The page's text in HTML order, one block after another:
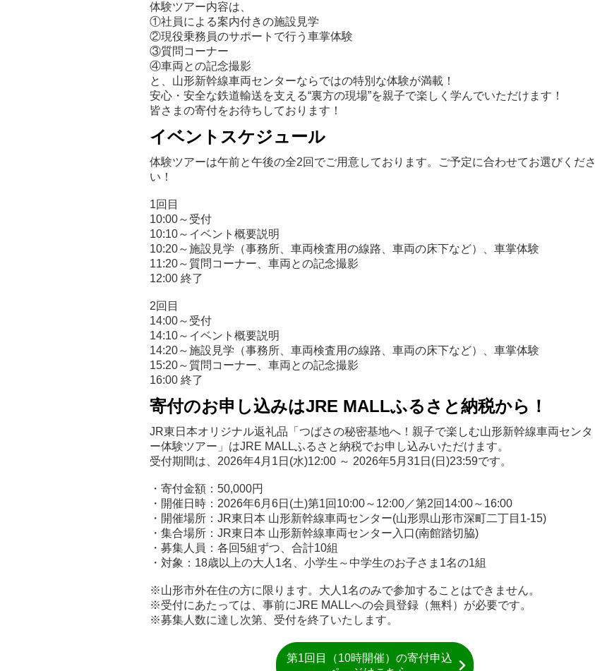
体験ツアー内容は、
①社員による案内付きの施設見学
②現役乗務員のサポートで行う車掌体験
③質問コーナー
④車両との記念撮影
と、山形新幹線車両センターならではの特別な体験が満載！
安心・安全な鉄道輸送を支える“裏方の現場”を親子で楽しく学んでいただけます！
皆さまの寄付をお待ちしております！
イベントスケジュール
体験ツアーは午前と午後の全2回でご用意しております。ご予定に合わせてお選びくださ
い！
1回目
10:00～受付
10:10～イベント概要説明
10:20～施設見学（事務所、車両検査用の線路、車両の床下など）、車掌体験
11:20～質問コーナー、車両との記念撮影
12:00 終了
2回目
14:00～受付
14:10～イベント概要説明
14:20～施設見学（事務所、車両検査用の線路、車両の床下など）、車掌体験
15:20～質問コーナー、車両との記念撮影
16:00 終了
寄付のお申し込みはJRE MALLふるさと納税から！
JR東日本オリジナル返礼品「つばさの秘密基地へ！親子で楽しむ山形新幹線車両センタ
ー体験ツアー」はJRE MALLふるさと納税でお申し込みいただけます。
受付期間は、2026年4月1日(水)12:00 ～ 2026年5月31日(日)23:59です。
・寄付金額：50,000円
・開催日時：2026年6月6日(土)第1回10:00～12:00／第2回14:00～16:00
・開催場所：JR東日本 山形新幹線車両センター(山形県山形市深町二丁目1-15)
・集合場所：JR東日本 山形新幹線車両センター入口(南館踏切脇)
・募集人員：各回5組ずつ、合計10組
・対象：18歳以上の大人1名、小学生～中学生のお子さま1名の1組
※山形市外在住の方に限ります。大人1名のみで参加することはできません。
※受付にあたっては、事前にJRE MALLへの会員登録（無料）が必要です。
※募集人数に達し次第、受付を終了いたします。
第1回目（10時開催）の寄付申込